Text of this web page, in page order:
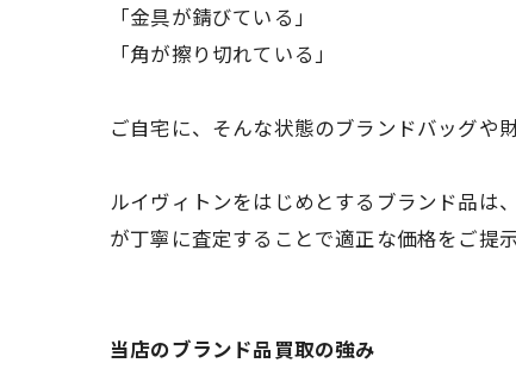
「金具が錆びている」
「角が擦り切れている」
ご自宅に、そんな状態のブランドバッグや
ルイヴィトンをはじめとするブランド品は
が丁寧に査定することで適正な価格をご提示
当店のブランド品買取の強み